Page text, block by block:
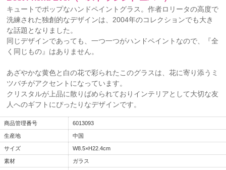
キュートでポップなハンドペイントグラス。作者ロリータの高度で
洗練された独創的なデザインは、2004年のコレクションでも大き
な話題となりました。
同じデザインであっても、一つ一つがハンドペイントなので、『全
く同じもの』はありません。
あざやかな黄色と白の花で彩られたこのグラスは、花に寄り添うミ
ツバチがアクセントになっています。
クリスタルが上品に散りばめられておりインテリアとして大切な友
人へのギフトにぴったりなデザインです。
商品管理番号 6013093
生産地 中国
サイズ W8.5×H22.4cm
素材 ガラス